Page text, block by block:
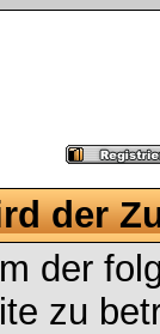
der
der
zu